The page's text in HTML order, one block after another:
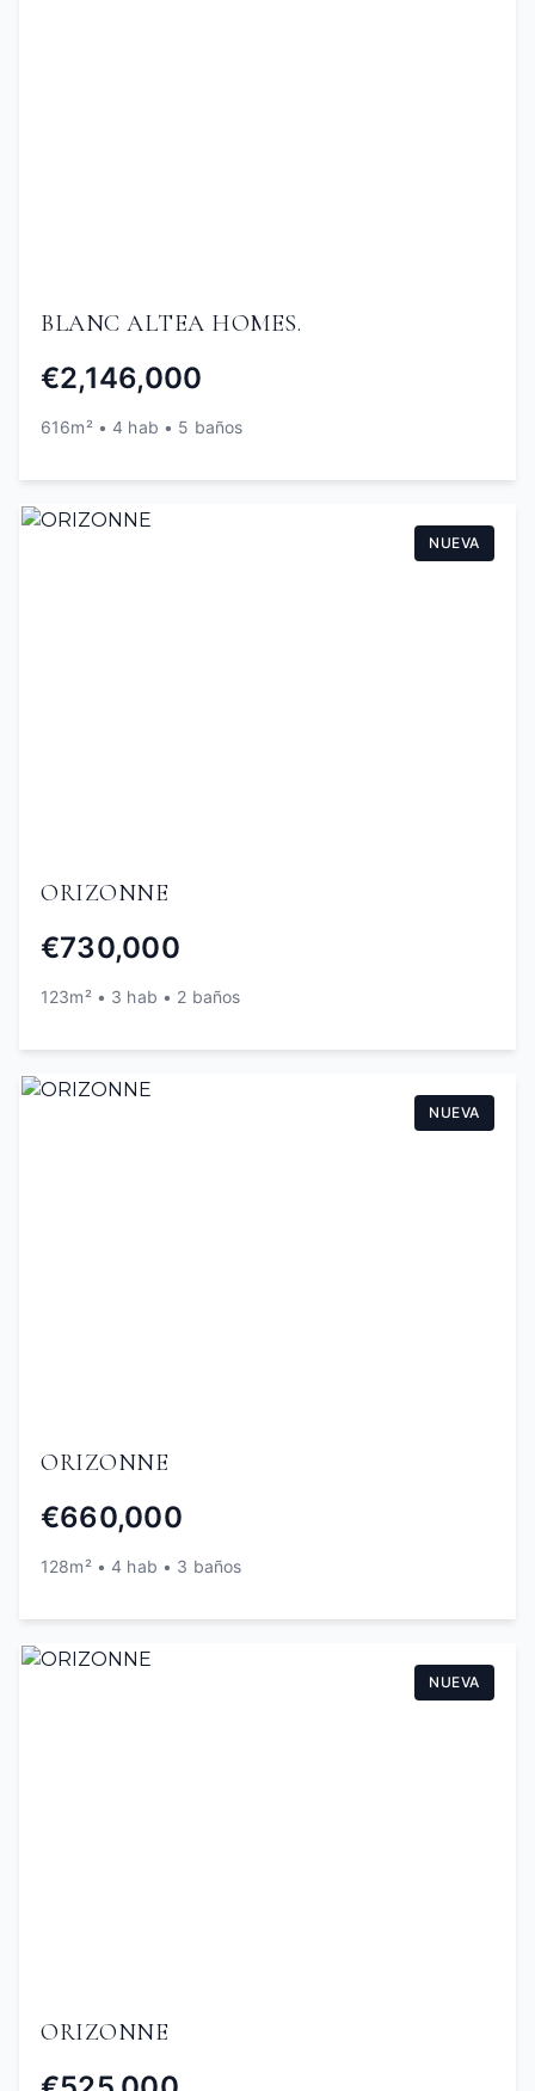
BLANC ALTEA HOMES.
€2,146,000
616m² • 4 hab • 5 baños
NUEVA
ORIZONNE
€730,000
123m² • 3 hab • 2 baños
NUEVA
ORIZONNE
€660,000
128m² • 4 hab • 3 baños
NUEVA
ORIZONNE